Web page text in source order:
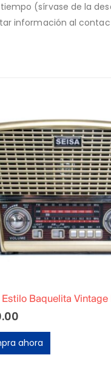
(sírvase de la
información al
ahora